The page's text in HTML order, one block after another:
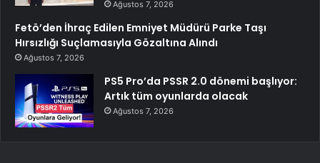
Ağustos 7, 2026
Fetö’den İhraç Edilen Emniyet Müdürü Parke Taşı
Hırsızlığı Suçlamasıyla Gözaltına Alındı
Ağustos 7, 2026
PS5 Pro’da PSSR 2.0 dönemi başlıyor:
Artık tüm oyunlarda olacak
Ağustos 7, 2026